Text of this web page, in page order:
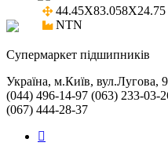
44.45X83.058X24.75
NTN
Cупермаркет підшипників
Україна, м.Київ, вул.Лугова, 9
(044) 496-14-97 (063) 233-03-
(067) 444-28-37